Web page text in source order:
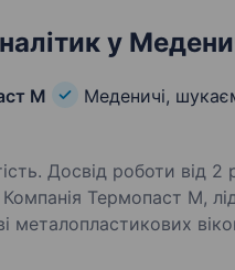
у
М
Меденичі,
Досвід роботи від 2
металопластикових